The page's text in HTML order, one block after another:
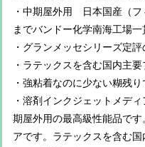
・中期屋外用 日本国産（フ
までバンドー化学南海工場一
・グランメッセシリーズ定評
・ラテックスを含む国内主
・強粘着なのに少ない糊残り
・溶剤インクジェットメ
期屋外用の最高級性能品で
アです。ラテックスを含む